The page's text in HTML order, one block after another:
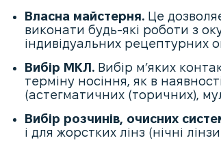
Власна майстерня. Це
виконати будь-які роботи з
індивідуальних рецептурних
Вибір МКЛ. Вибір м’яких
терміну носіння, як в
(астегматичних (торичних),
Вибір розчинів, очисних
і для жорстких лінз (нічні